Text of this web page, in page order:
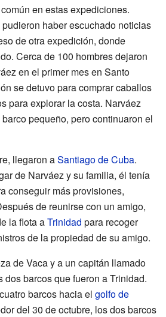
en estas expediciones.
haber escuchado noticias
de otra expedición, donde
Cerca de 100 hombres dejaron
en el primer mes en Santo
se detuvo para comprar caballos
para explorar la costa. Narváez
pequeño, pero continuaron el
llegaron aSantiago de Cuba.
de Narváez y su familia, él tenía
conseguir más provisiones,
de reunirse con un amigo,
la flota aTrinidad para recoger
de la propiedad de su amigo.
de Vaca y a un capitán llamado
dos barcos que fueron a Trinidad.
barcos hacia el golfo de
del 30 de octubre, los dos barcos